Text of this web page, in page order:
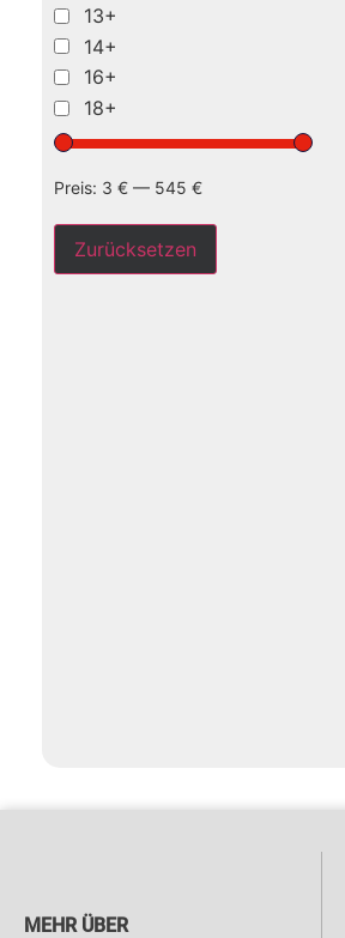
13+
14+
16+
18+
Preis: 3 € — 545 €
Zurücksetzen
MEHR ÜBER